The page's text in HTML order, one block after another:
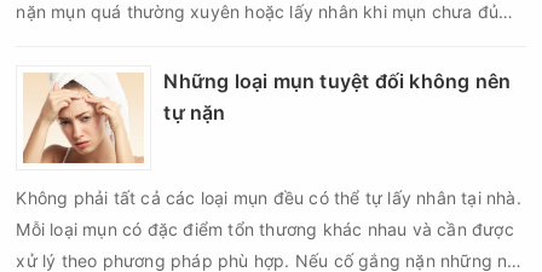
nặn mụn quá thường xuyên hoặc lấy nhân khi mụn chưa đủ
thâm sẹo. Vì vậy, bao lâu nên nặn mụn một lần là vấn đề được
nhiều người quan tâm khi xây dựng routine chăm sóc da. Tần
suất lấy nhân mụn không nên áp dụng giống nhau cho mọi
người mà cần dựa trên loại da, tình trạng mụn và khả năng
phục hồi của da.
Những loại mụn tuyệt đối không nên
tự nặn
Không phải tất cả các loại mụn đều có thể tự lấy nhân tại nhà.
Mỗi loại mụn có đặc điểm tổn thương khác nhau và cần được
xử lý theo phương pháp phù hợp. Nếu cố gắng nặn những nốt